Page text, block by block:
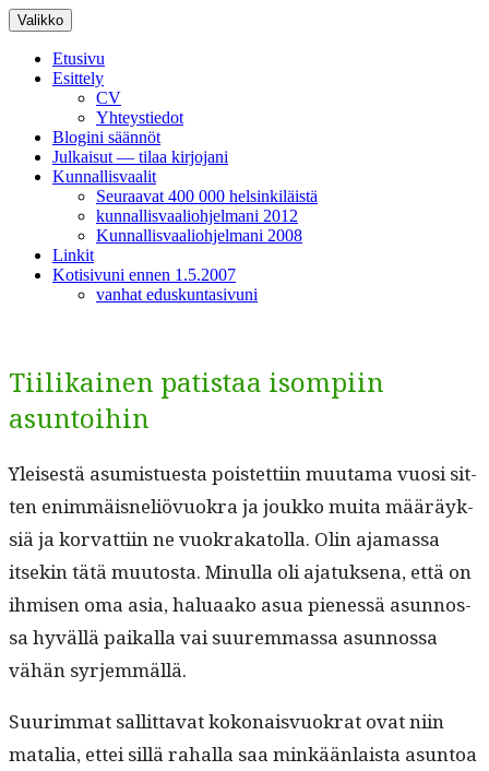
Siirry
sisältöön
Valikko
Etusivu
Esittely
CV
Yhteystiedot
Blogini säännöt
Julkaisut — tilaa kirjojani
Kunnallisvaalit
Seuraavat 400 000 helsinkiläistä
kunnallisvaaliohjelmani 2012
Kunnallisvaaliohjelmani 2008
Linkit
Kotisivuni ennen 1.5.2007
vanhat eduskuntasivuni
Tiilikainen patistaa isompiin
asuntoihin
Yleis­es­tä asum­istues­ta pois­tet­ti­in muu­ta­ma vuosi sit­
ten enim­mäis­neliövuokra ja joukko mui­ta määräyk­
siä ja kor­vat­ti­in ne vuokraka­tol­la. Olin aja­mas­sa
itsekin tätä muu­tos­ta. Min­ul­la oli ajatuk­se­na, että on
ihmisen oma asia, halu­aako asua pienessä asun­nos­
sa hyväl­lä paikalla vai suurem­mas­sa asun­nos­sa
vähän syrjemmällä.
Suurim­mat sal­lit­ta­vat kokon­aisvuokrat ovat niin
matalia, ettei sil­lä rahal­la saa minkään­laista asun­toa